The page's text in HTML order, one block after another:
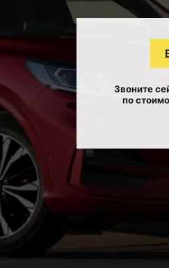
Звоните
по